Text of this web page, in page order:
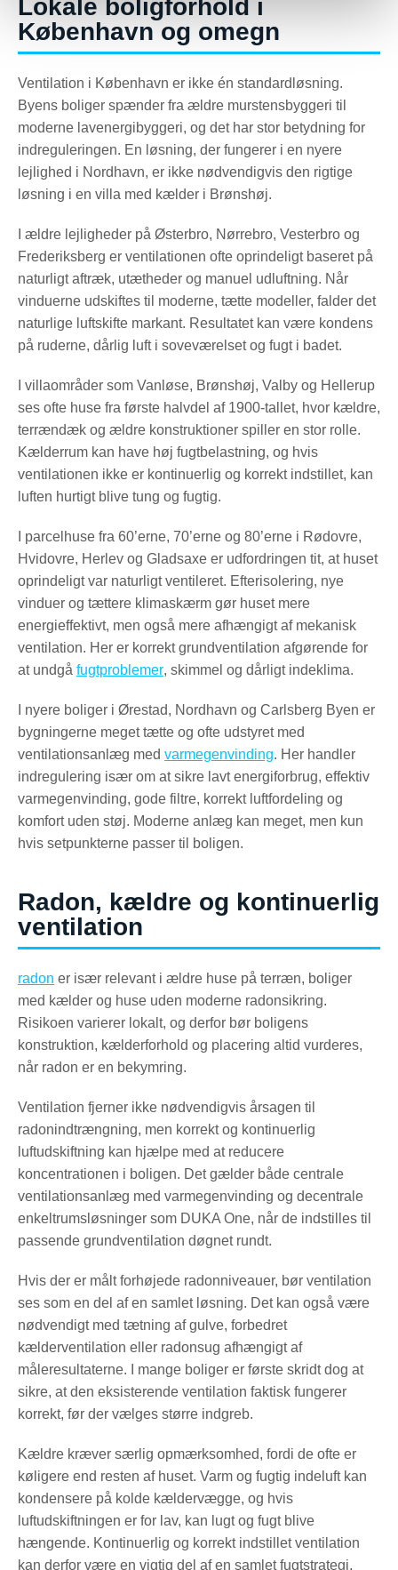
Lokale boligforhold i
København og omegn
Ventilation i København er ikke én standardløsning.
Byens boliger spænder fra ældre murstensbyggeri til
moderne lavenergibyggeri, og det har stor betydning for
indreguleringen. En løsning, der fungerer i en nyere
lejlighed i Nordhavn, er ikke nødvendigvis den rigtige
løsning i en villa med kælder i Brønshøj.
I ældre lejligheder på Østerbro, Nørrebro, Vesterbro og
Frederiksberg er ventilationen ofte oprindeligt baseret på
naturligt aftræk, utætheder og manuel udluftning. Når
vinduerne udskiftes til moderne, tætte modeller, falder det
naturlige luftskifte markant. Resultatet kan være kondens
på ruderne, dårlig luft i soveværelset og fugt i badet.
I villaområder som Vanløse, Brønshøj, Valby og Hellerup
ses ofte huse fra første halvdel af 1900-tallet, hvor kældre,
terrændæk og ældre konstruktioner spiller en stor rolle.
Kælderrum kan have høj fugtbelastning, og hvis
ventilationen ikke er kontinuerlig og korrekt indstillet, kan
luften hurtigt blive tung og fugtig.
I parcelhuse fra 60’erne, 70’erne og 80’erne i Rødovre,
Hvidovre, Herlev og Gladsaxe er udfordringen tit, at huset
oprindeligt var naturligt ventileret. Efterisolering, nye
vinduer og tættere klimaskærm gør huset mere
energieffektivt, men også mere afhængigt af mekanisk
ventilation. Her er korrekt grundventilation afgørende for
at undgå fugtproblemer, skimmel og dårligt indeklima.
I nyere boliger i Ørestad, Nordhavn og Carlsberg Byen er
bygningerne meget tætte og ofte udstyret med
ventilationsanlæg med varmegenvinding. Her handler
indregulering især om at sikre lavt energiforbrug, effektiv
varmegenvinding, gode filtre, korrekt luftfordeling og
komfort uden støj. Moderne anlæg kan meget, men kun
hvis setpunkterne passer til boligen.
Radon, kældre og kontinuerlig
ventilation
radon er især relevant i ældre huse på terræn, boliger
med kælder og huse uden moderne radonsikring.
Risikoen varierer lokalt, og derfor bør boligens
konstruktion, kælderforhold og placering altid vurderes,
når radon er en bekymring.
Ventilation fjerner ikke nødvendigvis årsagen til
radonindtrængning, men korrekt og kontinuerlig
luftudskiftning kan hjælpe med at reducere
koncentrationen i boligen. Det gælder både centrale
ventilationsanlæg med varmegenvinding og decentrale
enkeltrumsløsninger som DUKA One, når de indstilles til
passende grundventilation døgnet rundt.
Hvis der er målt forhøjede radonniveauer, bør ventilation
ses som en del af en samlet løsning. Det kan også være
nødvendigt med tætning af gulve, forbedret
kælderventilation eller radonsug afhængigt af
måleresultaterne. I mange boliger er første skridt dog at
sikre, at den eksisterende ventilation faktisk fungerer
korrekt, før der vælges større indgreb.
Kældre kræver særlig opmærksomhed, fordi de ofte er
køligere end resten af huset. Varm og fugtig indeluft kan
kondensere på kolde kældervægge, og hvis
luftudskiftningen er for lav, kan lugt og fugt blive
hængende. Kontinuerlig og korrekt indstillet ventilation
kan derfor være en vigtig del af en samlet fugtstrategi.